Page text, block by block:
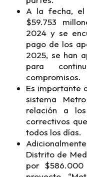
A la fecha, el
$59.753
2024 y se
pago de los
2025, se han
para
compromisos.
Es importante
sistema
relación a
correctivos
todos los días.
Distrito de
por